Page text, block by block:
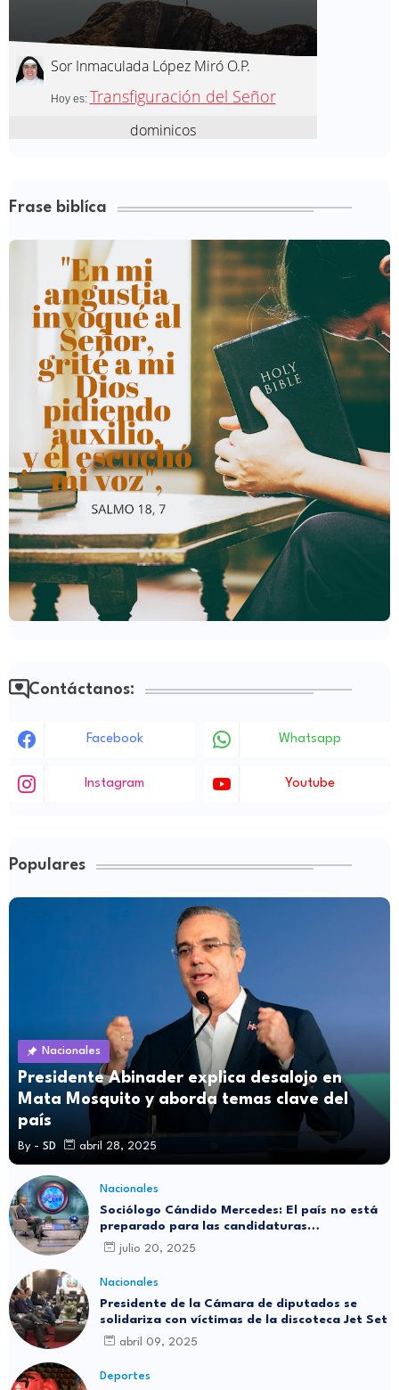
Frase biblíca
Contáctanos:
Facebook Whatsapp
Instagram Youtube
Populares
Nacionales
Presidente Abinader explica desalojo en
Mata Mosquito y aborda temas clave del
país
By - SD abril 28, 2025
Nacionales
Sociólogo Cándido Mercedes: El país no está
preparado para las candidaturas
independientes
julio 20, 2025
Nacionales
Presidente de la Cámara de diputados se
solidariza con víctimas de la discoteca Jet Set
abril 09, 2025
Deportes